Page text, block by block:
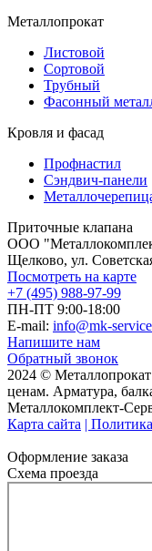
Металлопрокат
Листовой
Сортовой
Трубный
Фасонный
Кровля и фасад
Профнастил
Сэндвич-панели
Приточные клапана
ООО
Щелково, ул.
Посмотреть на карте
+7 (495) 988-97-99
ПН-ПТ 9:00-18:00
E-mail: info@mk-
Напишите нам
Обратный звонок
2024 ©
ценам. Арматура,
Металлокомплект-
Карта сайта |
Оформление заказа
Схема проезда